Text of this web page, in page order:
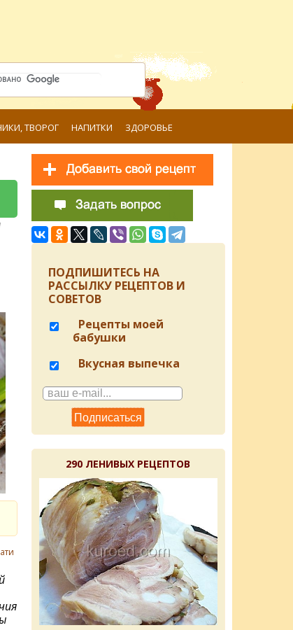
ТВОРОГ НАПИТКИ ЗДОРОВЬЕ
ПОДПИШИТЕСЬ НА
РАССЫЛКУ РЕЦЕПТОВ И
СОВЕТОВ
Рецепты моей
бабушки
Вкусная выпечка
290 ЛЕНИВЫХ РЕЦЕПТОВ